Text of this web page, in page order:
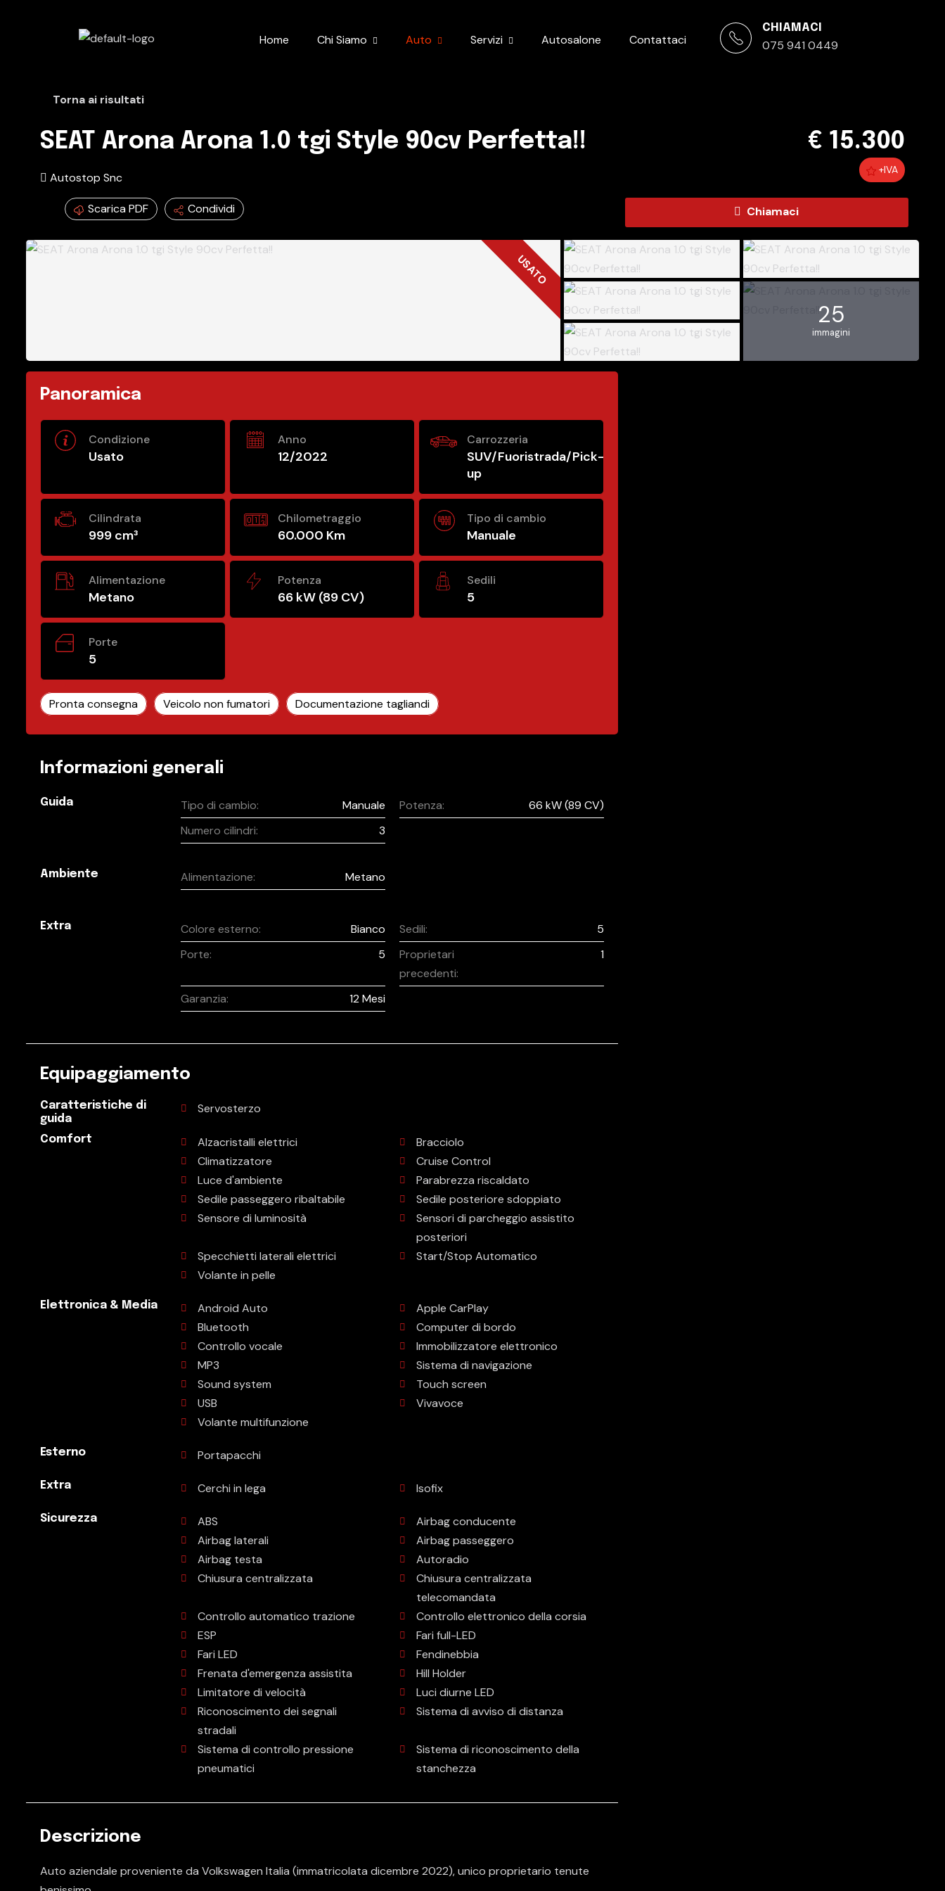
Home Chi Siamo Auto Servizi Autosalone Contattaci
CHIAMACI
075 941 0449
Torna ai risultati
SEAT Arona Arona 1.0 tgi Style 90cv Perfetta!!
Autostop Snc
€ 15.300
+IVA
Scarica PDF Condividi Chiamaci
USATO
25
immagini
Panoramica
Condizione
Usato
Anno
12/2022
Carrozzeria
SUV/Fuoristrada/Pick-
up
Cilindrata
999 cm³
Chilometraggio
60.000 Km
Tipo di cambio
Manuale
Alimentazione
Metano
Potenza
66 kW (89 CV)
Sedili
5
Porte
5
Pronta consegna Veicolo non fumatori Documentazione tagliandi
Informazioni generali
Guida Tipo di cambio: Manuale Potenza:
66 kW (89 CV)
Numero cilindri:
3
Ambiente Alimentazione: Metano
Extra Colore esterno: Bianco Sedili:
5
Porte:
5
Proprietari
precedenti:
1
Garanzia: 12 Mesi
Equipaggiamento
Caratteristiche di
guida
Servosterzo
Comfort Alzacristalli elettrici
Bracciolo
Climatizzatore
Cruise Control
Luce d'ambiente
Parabrezza riscaldato
Sedile passeggero ribaltabile
Sedile posteriore sdoppiato
Sensore di luminosità
Sensori di parcheggio assistito
posteriori
Specchietti laterali elettrici
Start/Stop Automatico
Volante in pelle
Elettronica & Media Android Auto
Apple CarPlay
Bluetooth
Computer di bordo
Controllo vocale
Immobilizzatore elettronico
MP3
Sistema di navigazione
Sound system
Touch screen
USB
Vivavoce
Volante multifunzione
Esterno Portapacchi
Extra Cerchi in lega Isofix
Sicurezza ABS
Airbag conducente
Airbag laterali
Airbag passeggero
Airbag testa
Autoradio
Chiusura centralizzata
Chiusura centralizzata
telecomandata
Controllo automatico trazione
Controllo elettronico della corsia
ESP
Fari full-LED
Fari LED
Fendinebbia
Frenata d'emergenza assistita
Hill Holder
Limitatore di velocità
Luci diurne LED
Riconoscimento dei segnali
stradali
Sistema di avviso di distanza
Sistema di controllo pressione
pneumatici
Sistema di riconoscimento della
stanchezza
Descrizione
Auto aziendale proveniente da Volkswagen Italia (immatricolata dicembre 2022), unico proprietario tenute